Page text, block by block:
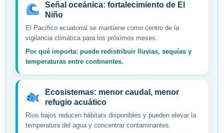
Señal oceánica: fortalecimiento de El
Niño
El Pacífico ecuatorial se mantiene como centro de la
vigilancia climática para los próximos meses.
Por qué importa: puede redistribuir lluvias, sequías y
temperaturas entre continentes.
Ecosistemas: menor caudal, menor
refugio acuático
Ríos bajos reducen hábitats disponibles y pueden elevar la
temperatura del agua y concentrar contaminantes.